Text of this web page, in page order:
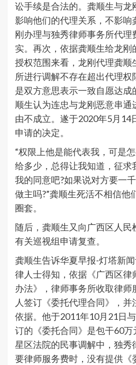
讼手续是合法的。龚顺生与龙
影响他们的代理关系，不影响
刚办理与独秀律师事务所代理
实。再次，依据龚顺生给龙刚
授权范围来看，龙刚代理龚顺
所进行调解不存在超出代理权
是双方意思表示一致自愿达成
顺生认为连忠与龙刚恶意串通
由不成立。遂于2020年5月14
申请的决定。
“权限上他是能代表我，可是
给多少，总得让我知道，征求
我的同意吧?如果说对方要一
做主吗?”龚顺生死活不相信他
圈套。
随后，龚顺生又向广西区人民
有关巡视组申请复查。
龚顺生告诉华夏早报-灯塔新
律人士得知，依据《广西区律
办法》，律师事务所收取律师
人签订《委托代理合同》，并
依据。他于2011年10月21日
订的《委托合同》是包干60
星区法院的民事调解中，独秀
要律师服务费时，没有提供《